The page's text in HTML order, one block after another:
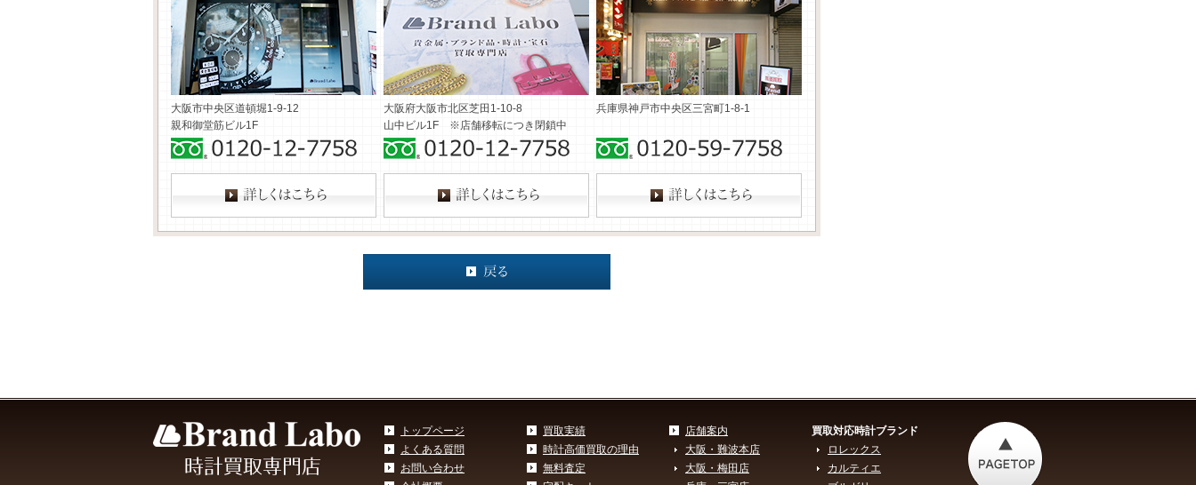
大阪市中央区道頓堀1-9-12
親和御堂筋ビル1F
大阪府大阪市北区芝田1-10-8
山中ビル1F ※店舗移転につき閉鎖中
兵庫県神戸市中央区三宮町1-8-1
トップページ
よくある質問
お問い合わせ
買取実績
時計高価買取の理由
無料査定
店舗案内
大阪・難波本店
大阪・梅田店
買取対応時計ブランド
ロレックス
カルティエ